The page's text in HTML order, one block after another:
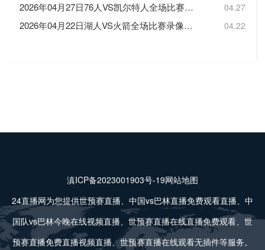
2026年04月27日76人VS凯尔特人全场比赛录像回放 04.27
2026年04月22日湖人VS火箭全场比赛录像回放 04.22
滇ICP备2023001903号-19网站地图
24直播网为您提供世预赛直播、中国vs巴林直播免费观看直播、中
国队vs巴林今晚在线视频直播、世预赛直播在线直播免费观看、世
预赛直播免费直播视频直播、世预赛直播在线观看无插件等服务。